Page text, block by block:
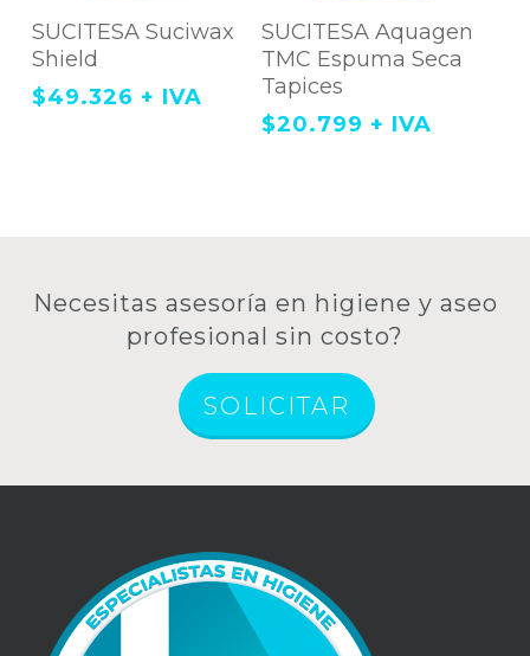
Agregar Al
SUCITESA Suciwax
Shield
$49.326 + IVA
Agregar Al
Carrito
SUCITESA Aquagen
TMC Espuma Seca
Tapices
$20.799 + IVA
Necesitas asesoría en higiene y aseo
profesional sin costo?
SOLICITAR